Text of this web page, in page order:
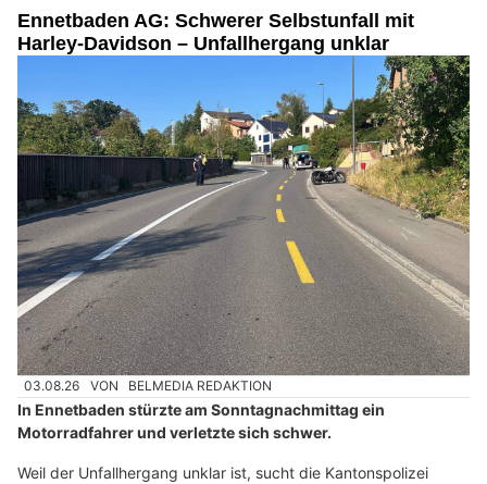
Ennetbaden AG: Schwerer Selbstunfall mit
Harley-Davidson – Unfallhergang unklar
03.08.26 VON BELMEDIA REDAKTION
In Ennetbaden stürzte am Sonntagnachmittag ein
Motorradfahrer und verletzte sich schwer.
Weil der Unfallhergang unklar ist, sucht die Kantonspolizei